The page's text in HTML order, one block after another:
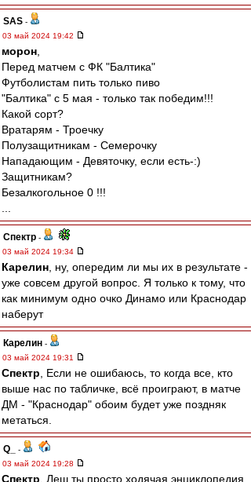
SAS -
03 май 2024 19:42
морон
Перед матчем с ФК "Балтика"
Футболистам пить только пиво
"Балтика" с 5 мая - только так победим!!!
Какой сорт?
Вратарям - Троечку
Полузащитникам - Семерочку
Нападающим - Девяточку, если есть-:)
Защитникам?
Безалкогольное 0 !!!
Спектр -
03 май 2024 19:34
Карелин , ну, опередим ли мы их в результате -
уже совсем другой вопрос. Я только к тому, что
как минимум одно очко Динамо или Краснодар
наберут
Карелин -
03 май 2024 19:31
Спектр , Если не ошибаюсь, то когда все, кто
выше нас по табличке, всё проиграют, в матче
ДМ - "Краснодар" обоим будет уже поздняк
метаться.
Q_
-
03 май 2024 19:28
Спектр , Леш ты просто ходячая энциклопедия